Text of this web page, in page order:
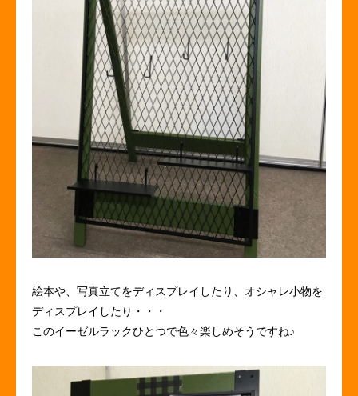
絵本や、写真立てをディスプレイしたり、オシャレ小物を
ディスプレイしたり・・・
このイーゼルラックひとつで色々楽しめそうですね♪